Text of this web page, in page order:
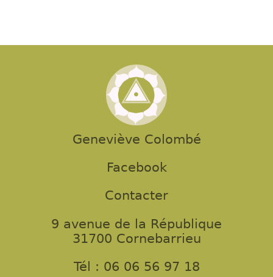
Geneviève Colombé
Facebook
Contacter
9 avenue de la République
31700 Cornebarrieu
Tél : 06 06 56 97 18